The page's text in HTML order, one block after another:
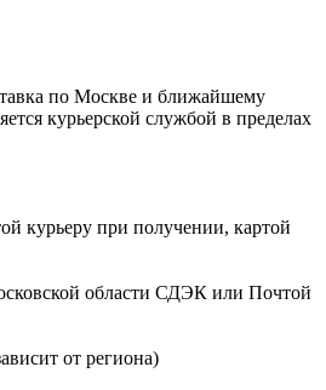
по Москве и ближайшему
курьерской службой в пределах
курьеру при получении, картой
области СДЭК или Почтой
от региона)